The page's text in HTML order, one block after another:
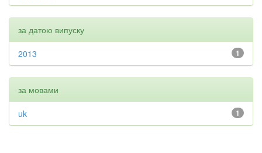
за датою випуску
1
2013
за мовами
1
uk